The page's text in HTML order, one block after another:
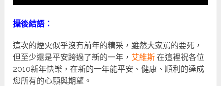
攝後結語：
這次的煙火似乎沒有前年的精采，雖然大家罵的要死，
但至少還是平安跨過了新的一年， 艾維斯 在這裡祝各位
2010新年快樂，在新的一年能平安、健康、順利的達成
您所有的心願與期望。